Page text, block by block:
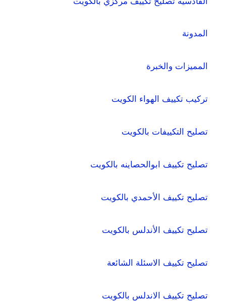
المدونة
المميزات والخبرة
تركيب تكييف الهواء الكويت
تصليح التكييفات بالكويت
تصليح تكييف ابوالحصاينه بالكويت
تصليح تكييف الأحمدي بالكويت
تصليح تكييف الأندلس بالكويت
تصليح تكييف الاسئلة الشائعة
تصليح تكييف الاندلس بالكويت